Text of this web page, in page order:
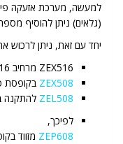
(גלאים) ניתן להוסיף
יחד עם זאת, ניתן לרכוש
ZEX516 מרחיב 16 אזורים בקופסת פלסטיק
ZEX508 בקופסת
ZEL508 להתקנה
לפיכך,
ZEP608 מזווד